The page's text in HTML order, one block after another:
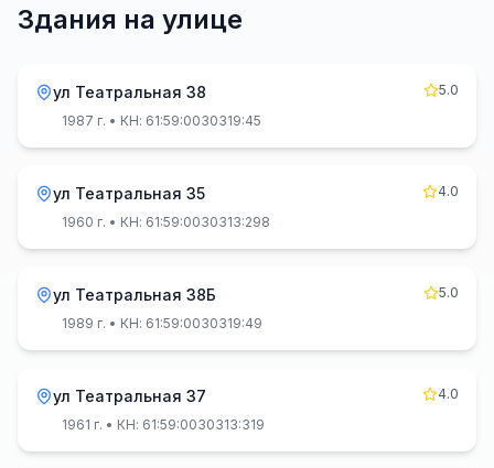
Здания на улице
ул Театральная 38
5.0
1987 г. • КН: 61:59:0030319:45
ул Театральная 35
4.0
1960 г. • КН: 61:59:0030313:298
ул Театральная 38Б
5.0
1989 г. • КН: 61:59:0030319:49
ул Театральная 37
4.0
1961 г. • КН: 61:59:0030313:319